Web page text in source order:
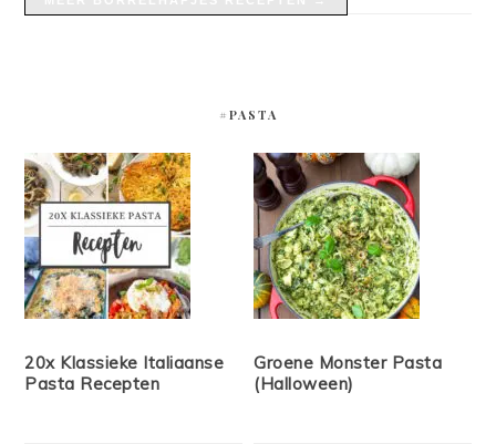
#PASTA
20x Klassieke Italiaanse
Pasta Recepten
Groene Monster Pasta
(Halloween)